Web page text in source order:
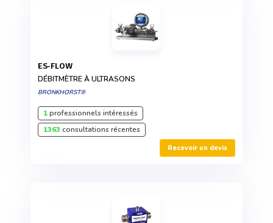
ES-FLOW
DÉBITMÈTRE À ULTRASONS
BRONKHORST®
1professionnels intéressés
1363 consultations récentes
Recevoir un devis